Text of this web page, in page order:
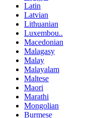
Latin
Latvian
Lithuanian
Luxembou..
Macedonian
Malagasy
Malay
Malayalam
Maltese
Maori
Marathi
Mongolian
Burmese